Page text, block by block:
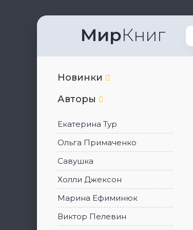
МирКниг
Новинки
Авторы
Екатерина Тур
Ольга Примаченко
Савушка
Холли Джексон
Марина Ефиминюк
Виктор Пелевин